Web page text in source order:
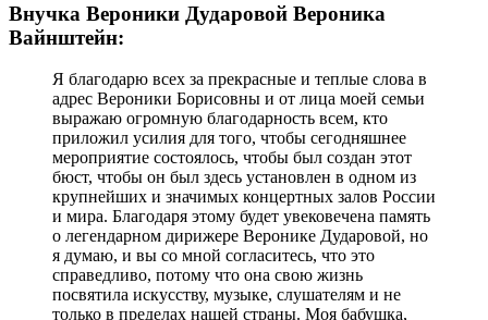
Внучка Вероники Дударовой Вероника
Вайнштейн:
Я благодарю всех за прекрасные и теплые слова в
адрес Вероники Борисовны и от лица моей семьи
выражаю огромную благодарность всем, кто
приложил усилия для того, чтобы сегодняшнее
мероприятие состоялось, чтобы был создан этот
бюст, чтобы он был здесь установлен в одном из
крупнейших и значимых концертных залов России
и мира. Благодаря этому будет увековечена память
о легендарном дирижере Веронике Дударовой, но
я думаю, и вы со мной согласитесь, что это
справедливо, потому что она свою жизнь
посвятила искусству, музыке, слушателям и не
только в пределах нашей страны. Моя бабушка,